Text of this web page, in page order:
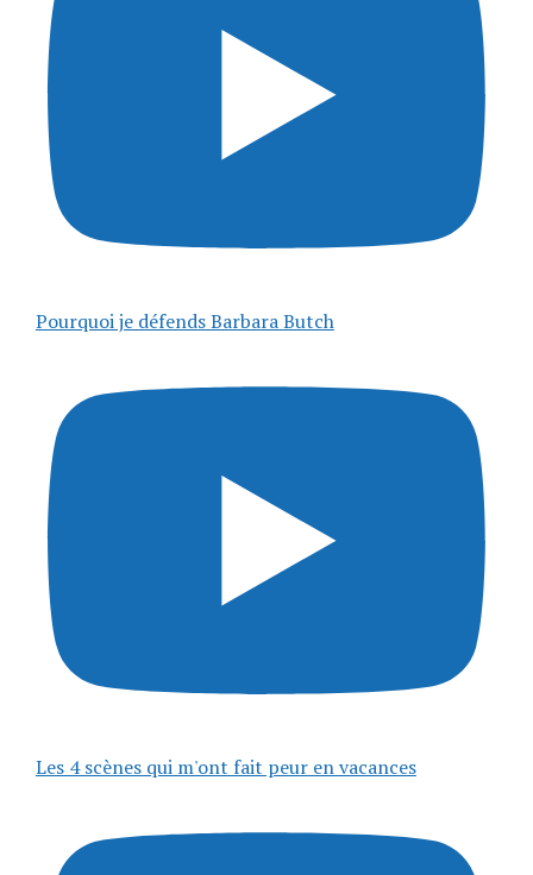
Pourquoi je défends Barbara Butch
Les 4 scènes qui m'ont fait peur en vacances